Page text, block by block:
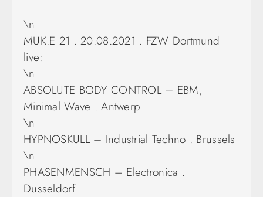
\n
MUK.E 21 . 20.08.2021 . FZW Dortmund
live:
\n
ABSOLUTE BODY CONTROL – EBM,
Minimal Wave . Antwerp
\n
HYPNOSKULL – Industrial Techno . Brussels
\n
PHASENMENSCH – Electronica .
Dusseldorf